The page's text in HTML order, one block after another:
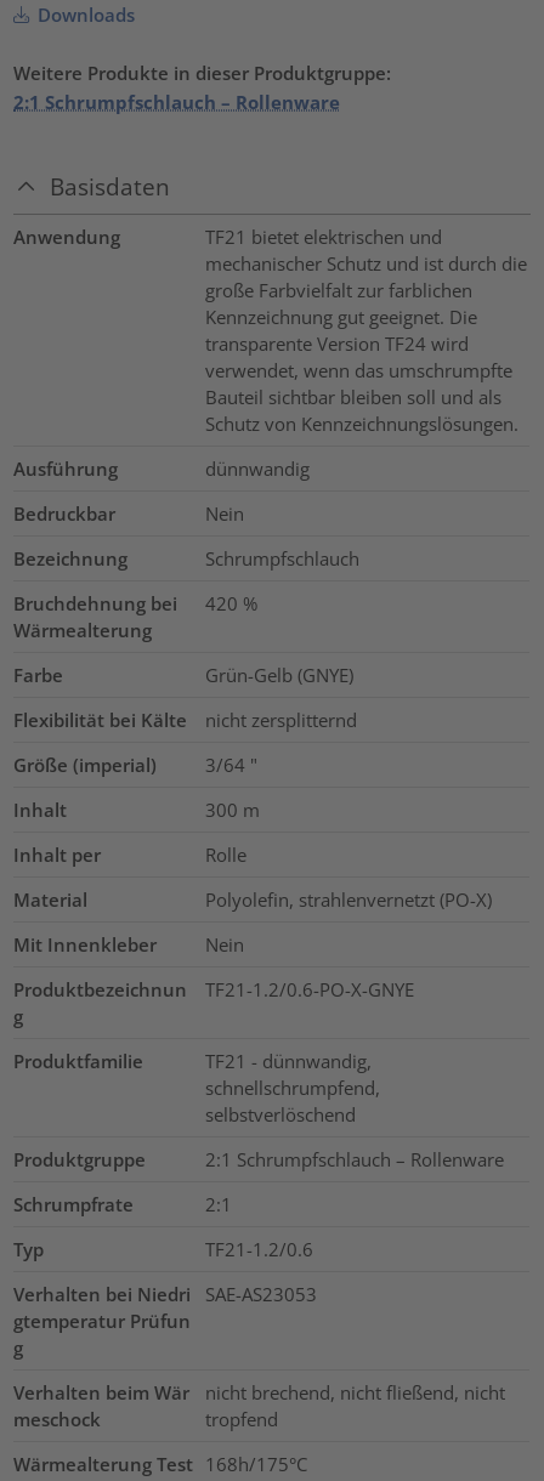
Downloads
Weitere Produkte in dieser Produktgruppe:
2:1 Schrumpfschlauch – Rollenware
Basisdaten
Anwendung
TF21 bietet elektrischen und
mechanischer Schutz und ist durch die
große Farbvielfalt zur farblichen
Kennzeichnung gut geeignet. Die
transparente Version TF24 wird
verwendet, wenn das umschrumpfte
Bauteil sichtbar bleiben soll und als
Schutz von Kennzeichnungslösungen.
Ausführung
dünnwandig
Bedruckbar
Nein
Bezeichnung
Schrumpfschlauch
Bruchdehnung bei
Wärmealterung
420 %
Farbe
Grün-Gelb (GNYE)
Flexibilität bei Kälte
nicht zersplitternd
Größe (imperial)
3/64 "
Inhalt
300 m
Inhalt per
Rolle
Material
Polyolefin, strahlenvernetzt (PO-X)
Mit Innenkleber
Nein
Produktbezeichnun
g
TF21-1.2/0.6-PO-X-GNYE
Produktfamilie
TF21 - dünnwandig,
schnellschrumpfend,
selbstverlöschend
Produktgruppe
2:1 Schrumpfschlauch – Rollenware
Schrumpfrate
2:1
Typ
TF21-1.2/0.6
Verhalten bei Niedri
gtemperatur Prüfun
g
SAE-AS23053
Verhalten beim Wär
meschock
nicht brechend, nicht fließend, nicht
tropfend
Wärmealterung Test 168h/175°C